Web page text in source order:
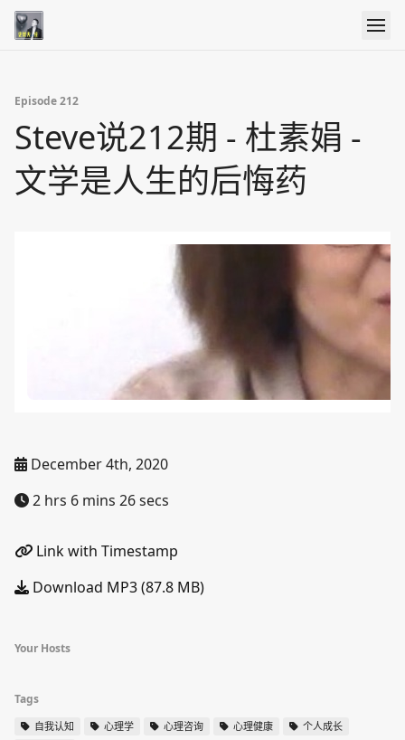
Episode 212
Steve说212期 - 杜素娟 -
文学是人生的后悔药
December 4th, 2020
2 hrs 6 mins 26 secs
Link with Timestamp
Download MP3 (87.8 MB)
Your Hosts
Tags
自我认知 心理学 心理咨询 心理健康
个人成长